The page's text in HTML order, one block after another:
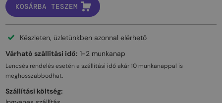
KOSÁRBA TESZEM
Készleten, üzletünkben azonnal elérhető
Várható szállítási idő: 1-2 munkanap
Lencsés rendelés esetén a szállítási idő akár10 munkanappal is
meghosszabbodhat.
Szállítási költség: